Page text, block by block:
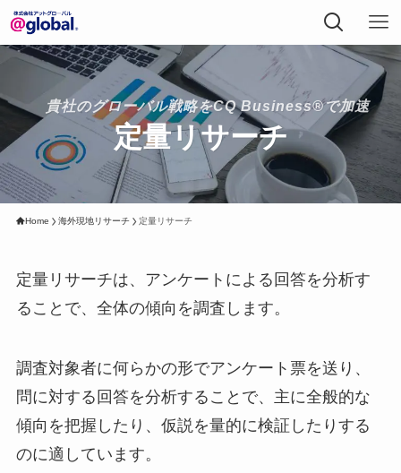
定量リサーチ
貴社のグローバル戦略をCQ Business®で加速
Home 海外現地リサーチ 定量リサーチ
定量リサーチは、アンケートによる回答を分析す
ることで、全体の傾向を調査します。
調査対象者に何らかの形でアンケート票を送り、
問に対する回答を分析することで、主に全般的な
傾向を把握したり、仮説を量的に検証したりする
のに適しています。